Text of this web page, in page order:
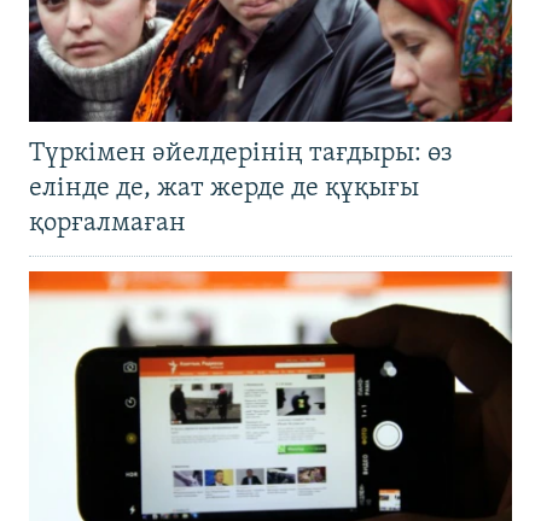
Түркімен әйелдерінің тағдыры: өз
елінде де, жат жерде де құқығы
қорғалмаған